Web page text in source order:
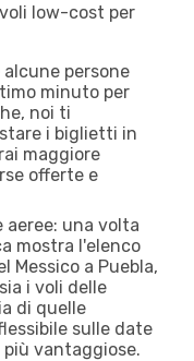
low-cost per
persone
minuto per
noi ti
i biglietti in
maggiore
offerte e
una volta
mostra l'elenco
Messico a Puebla,
i voli delle
di quelle
sulle date
vantaggiose.